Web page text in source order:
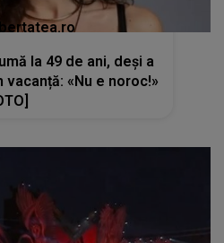
la 49 de ani, deși a
«Nu e noroc!»